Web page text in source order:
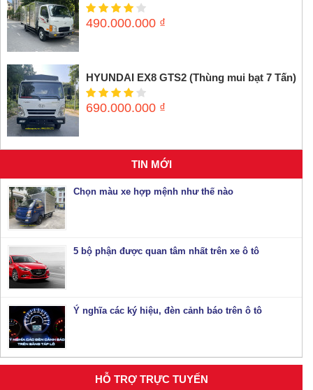
490.000.000 ₫
HYUNDAI EX8 GTS2 (Thùng mui bạt 7 Tấn)
690.000.000 ₫
TIN MỚI
Chọn màu xe hợp mệnh như thế nào
5 bộ phận được quan tâm nhất trên xe ô tô
Ý nghĩa các ký hiệu, đèn cảnh báo trên ô tô
HỖ TRỢ TRỰC TUYẾN